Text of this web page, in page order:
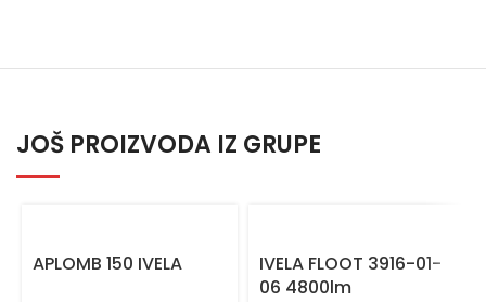
JOŠ PROIZVODA IZ GRUPE
APLOMB 150 IVELA
IVELA FLOOT 3916-01-
06 4800lm